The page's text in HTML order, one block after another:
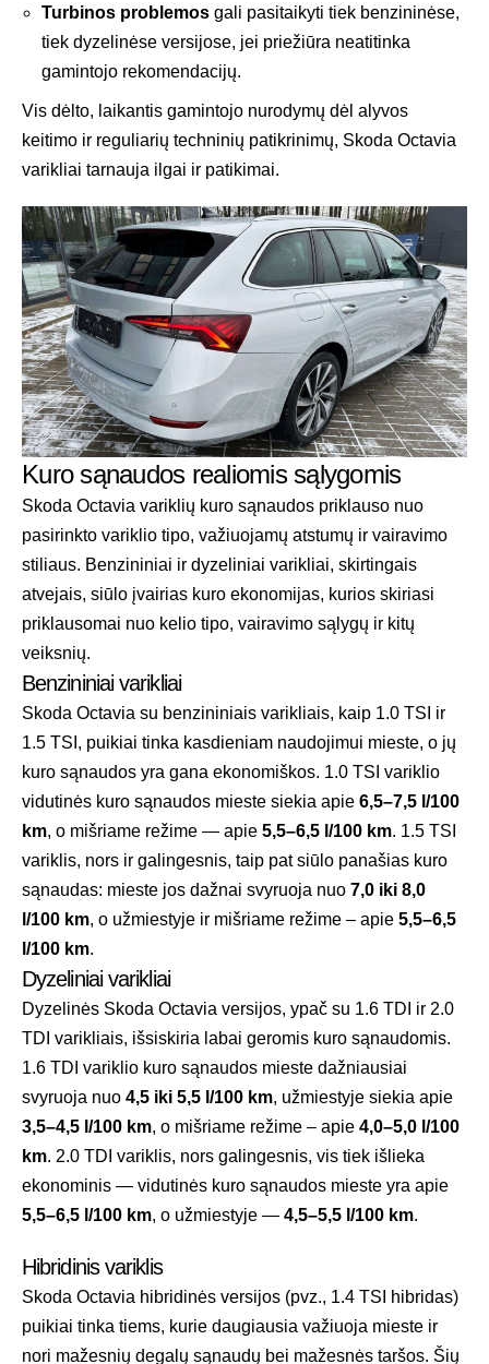
Turbinos problemos gali pasitaikyti tiek benzininėse,
tiek dyzelinėse versijose, jei priežiūra neatitinka
gamintojo rekomendacijų.
Vis dėlto, laikantis gamintojo nurodymų dėl alyvos
keitimo ir reguliarių techninių patikrinimų, Skoda Octavia
varikliai tarnauja ilgai ir patikimai.
Kuro sąnaudos realiomis sąlygomis
Skoda Octavia variklių kuro sąnaudos priklauso nuo
pasirinkto variklio tipo, važiuojamų atstumų ir vairavimo
stiliaus. Benzininiai ir dyzeliniai varikliai, skirtingais
atvejais, siūlo įvairias kuro ekonomijas, kurios skiriasi
priklausomai nuo kelio tipo, vairavimo sąlygų ir kitų
veiksnių.
Benzininiai varikliai
Skoda Octavia su benzininiais varikliais, kaip 1.0 TSI ir
1.5 TSI, puikiai tinka kasdieniam naudojimui mieste, o jų
kuro sąnaudos yra gana ekonomiškos. 1.0 TSI variklio
vidutinės kuro sąnaudos mieste siekia apie 6,5–7,5 l/100
km, o mišriame režime — apie 5,5–6,5 l/100 km. 1.5 TSI
variklis, nors ir galingesnis, taip pat siūlo panašias kuro
sąnaudas: mieste jos dažnai svyruoja nuo 7,0 iki 8,0
l/100 km, o užmiestyje ir mišriame režime – apie 5,5–6,5
l/100 km.
Dyzeliniai varikliai
Dyzelinės Skoda Octavia versijos, ypač su 1.6 TDI ir 2.0
TDI varikliais, išsiskiria labai geromis kuro sąnaudomis.
1.6 TDI variklio kuro sąnaudos mieste dažniausiai
svyruoja nuo 4,5 iki 5,5 l/100 km, užmiestyje siekia apie
3,5–4,5 l/100 km, o mišriame režime – apie 4,0–5,0 l/100
km. 2.0 TDI variklis, nors galingesnis, vis tiek išlieka
ekonominis — vidutinės kuro sąnaudos mieste yra apie
5,5–6,5 l/100 km, o užmiestyje — 4,5–5,5 l/100 km.
Hibridinis variklis
Skoda Octavia hibridinės versijos (pvz., 1.4 TSI hibridas)
puikiai tinka tiems, kurie daugiausia važiuoja mieste ir
nori mažesnių degalų sąnaudų bei mažesnės taršos. Šių